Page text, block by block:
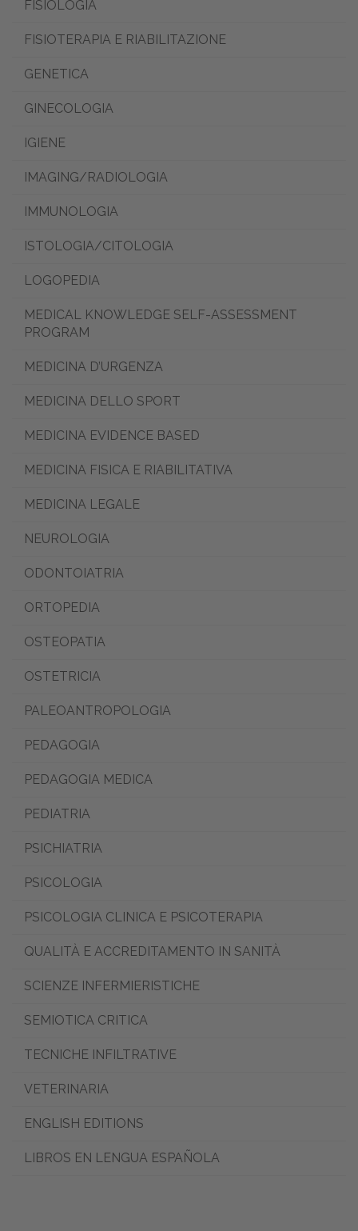
FISIOLOGIA
FISIOTERAPIA E RIABILITAZIONE
GENETICA
GINECOLOGIA
IGIENE
IMAGING/RADIOLOGIA
IMMUNOLOGIA
ISTOLOGIA/CITOLOGIA
LOGOPEDIA
MEDICAL KNOWLEDGE SELF-ASSESSMENT
PROGRAM
MEDICINA D’URGENZA
MEDICINA DELLO SPORT
MEDICINA EVIDENCE BASED
MEDICINA FISICA E RIABILITATIVA
MEDICINA LEGALE
NEUROLOGIA
ODONTOIATRIA
ORTOPEDIA
OSTEOPATIA
OSTETRICIA
PALEOANTROPOLOGIA
PEDAGOGIA
PEDAGOGIA MEDICA
PEDIATRIA
PSICHIATRIA
PSICOLOGIA
PSICOLOGIA CLINICA E PSICOTERAPIA
QUALITÀ E ACCREDITAMENTO IN SANITÀ
SCIENZE INFERMIERISTICHE
SEMIOTICA CRITICA
TECNICHE INFILTRATIVE
VETERINARIA
ENGLISH EDITIONS
LIBROS EN LENGUA ESPAÑOLA